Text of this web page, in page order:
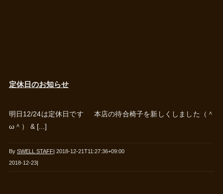
定休日のお知らせ
明日12/24は定休日です 本店の待合椅子を新しくしました（＾
ω＾） & [...]
By SWELL STAFF| 2018-12-21T11:27:36+09:00
2018-12-23|